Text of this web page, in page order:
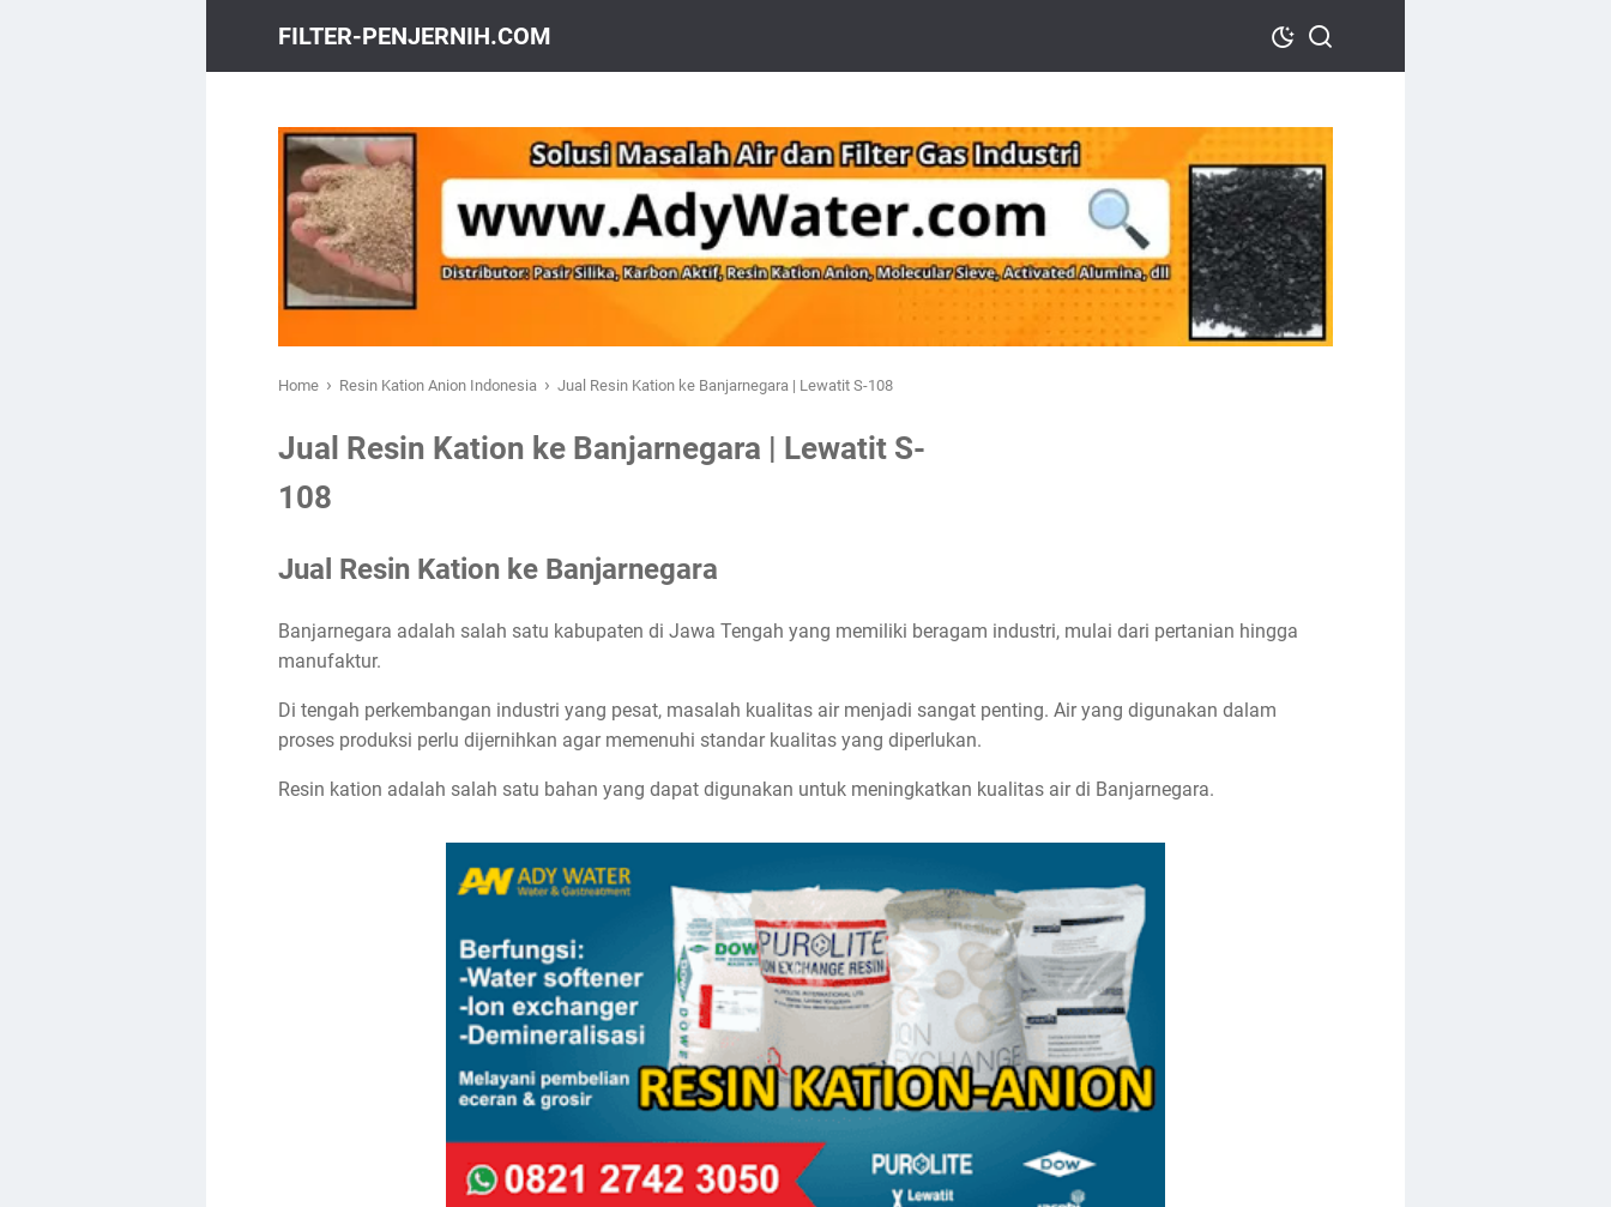
FILTER-PENJERNIH.COM
Home › Resin Kation Anion Indonesia › Jual Resin Kation ke Banjarnegara | Lewatit S-108
Jual Resin Kation ke Banjarnegara | Lewatit S-
108
Jual Resin Kation ke Banjarnegara
Banjarnegara adalah salah satu kabupaten di Jawa Tengah yang memiliki beragam industri, mulai dari pertanian hingga
manufaktur.
Di tengah perkembangan industri yang pesat, masalah kualitas air menjadi sangat penting. Air yang digunakan dalam
proses produksi perlu dijernihkan agar memenuhi standar kualitas yang diperlukan.
Resin kation adalah salah satu bahan yang dapat digunakan untuk meningkatkan kualitas air di Banjarnegara.